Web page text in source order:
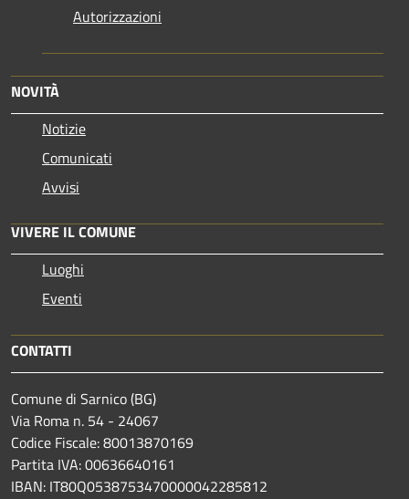
Autorizzazioni
NOVITÀ
Notizie
Comunicati
Avvisi
VIVERE IL COMUNE
Luoghi
Eventi
CONTATTI
Comune di Sarnico (BG)
Via Roma n. 54 - 24067
Codice Fiscale: 80013870169
Partita IVA: 00636640161
IBAN: IT80Q0538753470000042285812